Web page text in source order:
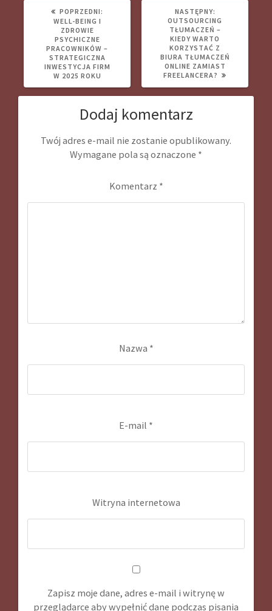
POPRZEDNI:
WELL-BEING I
ZDROWIE
PSYCHICZNE
PRACOWNIKÓW –
STRATEGICZNA
INWESTYCJA FIRM
W 2025 ROKU
NASTĘPNY:
WPIS:
OUTSOURCING
TŁUMACZEŃ –
KIEDY WARTO
KORZYSTAĆ Z
BIURA TŁUMACZEŃ
ONLINE ZAMIAST
FREELANCERA?
Dodaj komentarz
Twój adres e-mail nie zostanie opublikowany.
Wymagane pola są oznaczone *
Komentarz *
Nazwa *
E-mail *
Witryna internetowa
Zapisz moje dane, adres e-mail i witrynę w
przeglądarce aby wypełnić dane podczas pisania